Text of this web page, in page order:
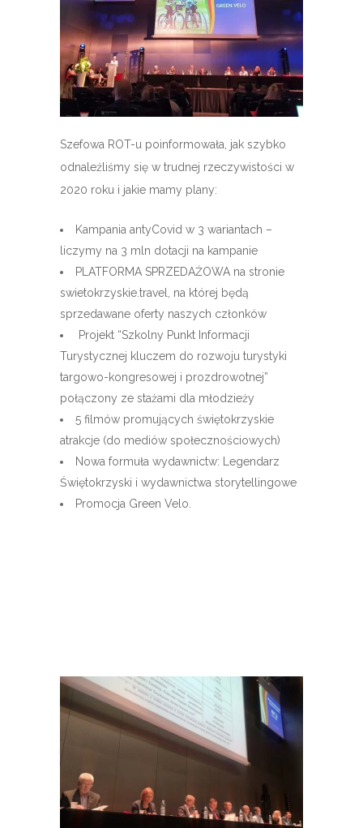
Szefowa ROT-u poinformowała, jak szybko
odnaleźliśmy się w trudnej rzeczywistości w
2020 roku i jakie mamy plany:
Kampania antyCovid w 3 wariantach –
liczymy na 3 mln dotacji na kampanie
PLATFORMA SPRZEDAŻOWA na stronie
swietokrzyskie.travel, na której będą
sprzedawane oferty naszych członków
Projekt “Szkolny Punkt Informacji
Turystycznej kluczem do rozwoju turystyki
targowo-kongresowej i prozdrowotnej”
połączony ze stażami dla młodzieży
5 filmów promujących świętokrzyskie
atrakcje (do mediów społecznościowych)
Nowa formuła wydawnictw: Legendarz
Świętokrzyski i wydawnictwa storytellingowe
Promocja Green Velo.